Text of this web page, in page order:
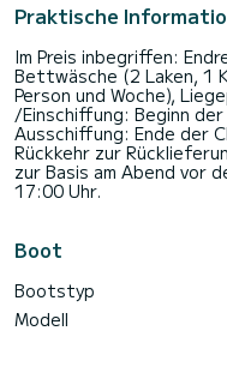
Praktische
Im Preis inbegriffen:
Bettwäsche (2 Laken, 1
Person und Woche),
/Einschiffung: Beginn
Ausschiffung: Ende der
Rückkehr zur
zur Basis am Abend vor
17:00 Uhr.
Boot
Bootstyp
Modell